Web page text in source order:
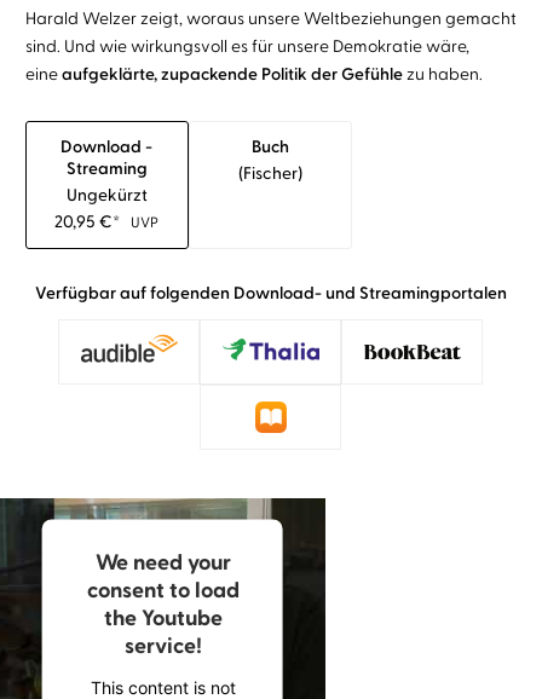
Harald Welzer zeigt, woraus unsere Weltbeziehungen gemacht
sind. Und wie wirkungsvoll es für unsere Demokratie wäre,
eineaufgeklärte, zupackende Politik der Gefühlezu haben.
Download -
Streaming
Ungekürzt
20,95€* UVP
Buch
(fischer)
Verfügbar auf folgenden Download- und Streamingportalen
We need your
consent to load
the Youtube
service!
This content is not